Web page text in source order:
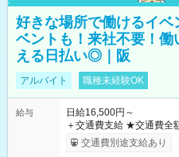
好きな場所で働けるイ
ベントも！来社不要！働
える日払い◎｜阪
アルバイト 職種未経験OK
給与
日給16,500円～
＋交通費支給 ★交通費全額支給！ ★日払いOK！（規定あり） ┗
働いたその日に現金
交通費別途支給あり